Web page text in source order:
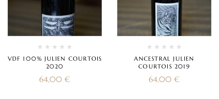
VDF 100% JULIEN COURTOIS
2020
64,00 €
ANCESTRAL JULIEN
COURTOIS 2019
64,00 €